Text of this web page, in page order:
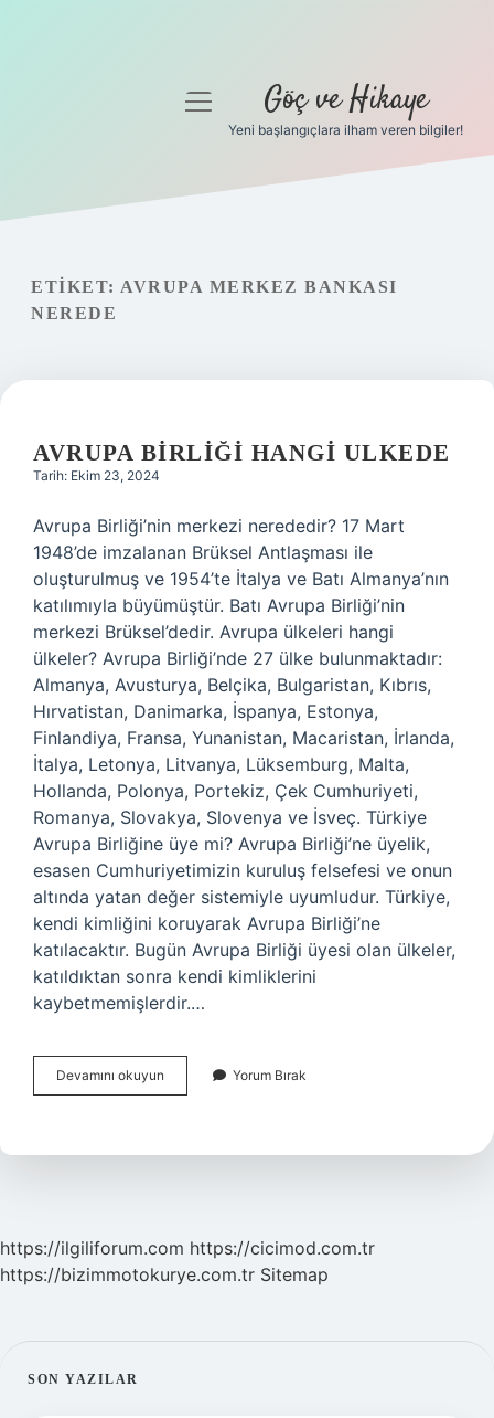
Gizlilik Politikası
Hakkımızda
menüyü
Göç ve Hikaye
Yeni başlangıçlara ilham veren bilgiler!
ETIKET: AVRUPA MERKEZ BANKASI
NEREDE
AVRUPA BIRLIĞI HANGI ULKEDE
Tarih: Ekim 23, 2024
Avrupa Birliği’nin merkezi nerededir? 17 Mart
1948’de imzalanan Brüksel Antlaşması ile
oluşturulmuş ve 1954’te İtalya ve Batı Almanya’nın
katılımıyla büyümüştür. Batı Avrupa Birliği’nin
merkezi Brüksel’dedir. Avrupa ülkeleri hangi
ülkeler? Avrupa Birliği’nde 27 ülke bulunmaktadır:
Almanya, Avusturya, Belçika, Bulgaristan, Kıbrıs,
Hırvatistan, Danimarka, İspanya, Estonya,
Finlandiya, Fransa, Yunanistan, Macaristan, İrlanda,
İtalya, Letonya, Litvanya, Lüksemburg, Malta,
Hollanda, Polonya, Portekiz, Çek Cumhuriyeti,
Romanya, Slovakya, Slovenya ve İsveç. Türkiye
Avrupa Birliğine üye mi? Avrupa Birliği’ne üyelik,
esasen Cumhuriyetimizin kuruluş felsefesi ve onun
altında yatan değer sistemiyle uyumludur. Türkiye,
kendi kimliğini koruyarak Avrupa Birliği’ne
katılacaktır. Bugün Avrupa Birliği üyesi olan ülkeler,
katıldıktan sonra kendi kimliklerini
kaybetmemişlerdir.…
Devamını okuyun
Birliği
Yorum Bırak
https://ilgiliforum.com https://cicimod.com.tr
https://bizimmotokurye.com.tr Sitemap
SIDEBAR
SON YAZILAR